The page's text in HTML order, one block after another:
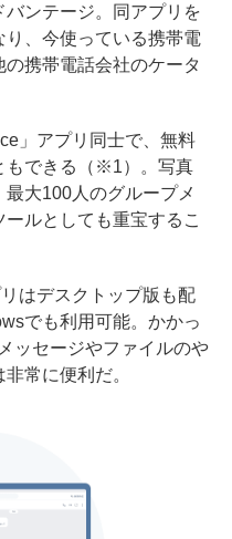
バンテージ。同アプリを
、今使っている携帯電
携帯電話会社のケータ
」アプリ同士で、無料
もできる（※1）。写真
大100人のグループメ
ルとしても重宝するこ
はデスクトップ版も配
でも利用可能。かかっ
ッセージやファイルのや
常に便利だ。